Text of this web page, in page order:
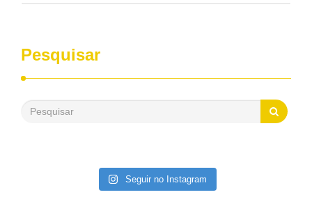
pelo Congresso Nacional. Gonzaga Patriota disse hoje em
desenvolvimento dos seus municípios e, somente o ano
passado, essa Fundação distribuiu mais de três bilhões de
reais, com suas maravilhosas ações, dentre alas, mais de
saneamento básico, em pequenas comunidades rurais.
Patriota disse ainda que, mesmo sem mandato,
Pesquisar
Seguir no Instagram